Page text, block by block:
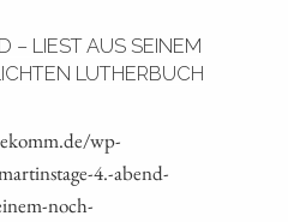
– LIEST AUS SEINEM
LUTHERBUCH
wp-
abend-
noch-